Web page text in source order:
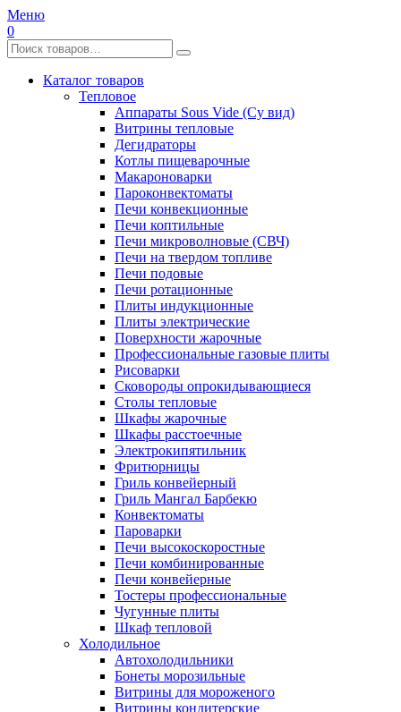
Меню
0
Каталог товаров
Тепловое
Аппараты Sous Vide (Су вид)
Витрины тепловые
Дегидраторы
Котлы пищеварочные
Макароноварки
Пароконвектоматы
Печи конвекционные
Печи коптильные
Печи микроволновые (СВЧ)
Печи на твердом топливе
Печи подовые
Печи ротационные
Плиты индукционные
Плиты электрические
Поверхности жарочные
Профессиональные газовые плиты
Рисоварки
Сковороды опрокидывающиеся
Столы тепловые
Шкафы жарочные
Шкафы расстоечные
Электрокипятильник
Фритюрницы
Гриль конвейерный
Гриль Мангал Барбекю
Конвектоматы
Пароварки
Печи высокоскоростные
Печи комбинированные
Печи конвейерные
Тостеры профессиональные
Чугунные плиты
Шкаф тепловой
Холодильное
Автохолодильники
Бонеты морозильные
Витрины для мороженого
Витрины кондитерские